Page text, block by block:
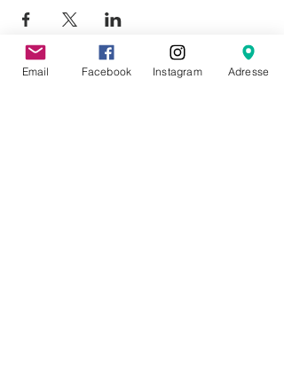
Email Facebook Instagram Adresse